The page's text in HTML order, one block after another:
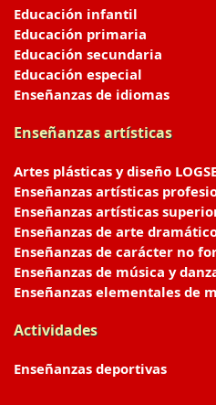
Educación infantil
Educación primaria
Educación secundaria
Educación especial
Enseñanzas de idiomas
Enseñanzas artísticas
Artes plásticas y diseño
Enseñanzas artísticas
Enseñanzas artísticas
Enseñanzas de arte dramático
Enseñanzas de carácter no
Enseñanzas de música y
Enseñanzas elementales de
Actividades
Enseñanzas deportivas